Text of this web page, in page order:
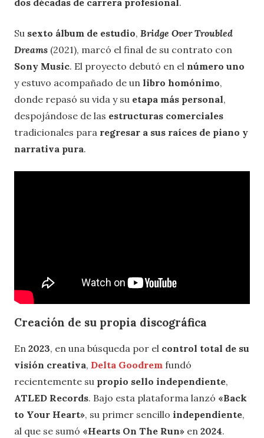
Su sexto álbum de estudio, Bridge Over Troubled
Dreams (2021), marcó el final de su contrato con
Sony Music. El proyecto debutó en el número uno
y estuvo acompañado de un libro homónimo,
donde repasó su vida y su etapa más personal,
despojándose de las estructuras comerciales
tradicionales para regresar a sus raíces de piano y
narrativa pura.
Creación de su propia discográfica
En 2023, en una búsqueda por el control total de su
visión creativa, Delta Goodrem fundó
recientemente su propio sello independiente,
ATLED Records. Bajo esta plataforma lanzó «Back
to Your Heart», su primer sencillo independiente,
al que se sumó «Hearts On The Run» en 2024.